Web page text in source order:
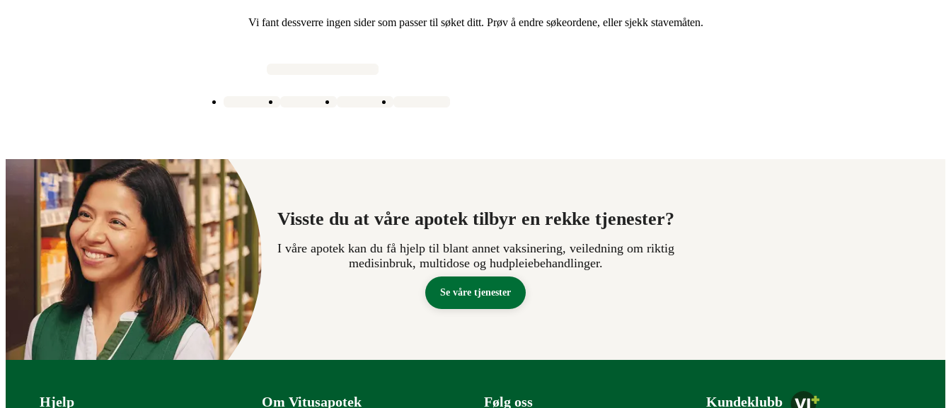
Vi fant dessverre ingen sider som passer til søket ditt. Prøv å endre søkeordene, eller sjekk stavemåten.
Visste du at våre apotek tilbyr en rekke tjenester?
I våre apotek kan du få hjelp til blant annet vaksinering, veiledning om riktig
medisinbruk, multidose og hudpleiebehandlinger.
Se våre tjenester
Bunntekst
Hjelp Om Vitusapotek Følg oss Kundeklubb